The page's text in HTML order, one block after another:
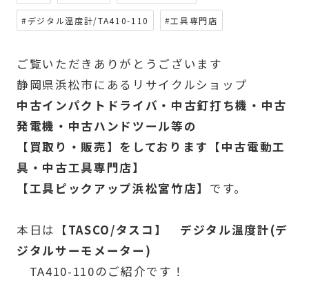
#デジタル温度計/TA410-110 #工具専門店
ご覧いただきありがとうございます
静岡県浜松市にあるリサイクルショップ
中古インパクトドライバ・中古釘打ち機・中古
発電機・中古ハンドツール等の
【買取り・販売】をしております【中古電動工
具・中古工具専門店】
【工具ピックアップ浜松宮竹店】 です。
本日は 【TASCO/タスコ】 デジタル温度計(デ
ジタルサーモメーター)
TA410-110のご紹介です！